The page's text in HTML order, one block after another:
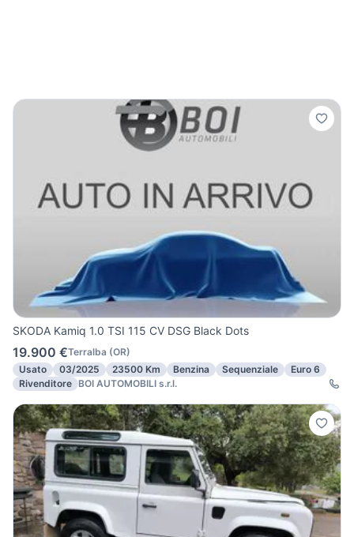
SKODA Kamiq 1.0 TSI 115 CV DSG Black Dots
19.900 €Terralba (OR)
Usato
03/2025 23500 Km Benzina Sequenziale
Euro 6
Rivenditore BOI AUTOMOBILI s.r.l.